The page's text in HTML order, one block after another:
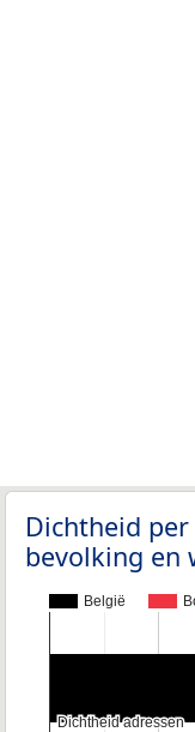
Dichtheid
bevolking en
België
Dichtheid adressen
Dichtheid adressen